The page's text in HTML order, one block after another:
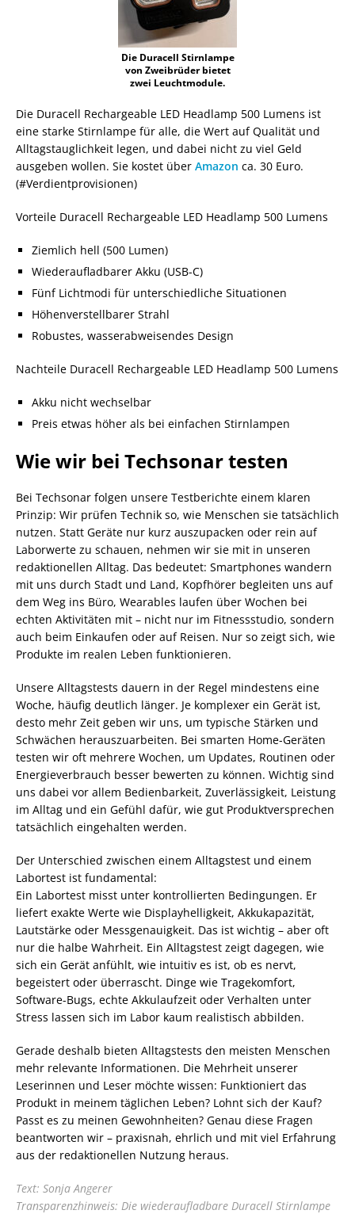
Die Duracell Stirnlampe
von Zweibrüder bietet
zwei Leuchtmodule.
Die Duracell Rechargeable LED Headlamp 500 Lumens ist
eine starke Stirnlampe für alle, die Wert auf Qualität und
Alltagstauglichkeit legen, und dabei nicht zu viel Geld
ausgeben wollen. Sie kostet über Amazon ca. 30 Euro.
(#Verdientprovisionen)
Vorteile Duracell Rechargeable LED Headlamp 500 Lumens
Ziemlich hell (500 Lumen)
Wiederaufladbarer Akku (USB-C)
Fünf Lichtmodi für unterschiedliche Situationen
Höhenverstellbarer Strahl
Robustes, wasserabweisendes Design
Nachteile Duracell Rechargeable LED Headlamp 500 Lumens
Akku nicht wechselbar
Preis etwas höher als bei einfachen Stirnlampen
Wie wir bei Techsonar testen
Bei Techsonar folgen unsere Testberichte einem klaren
Prinzip: Wir prüfen Technik so, wie Menschen sie tatsächlich
nutzen. Statt Geräte nur kurz auszupacken oder rein auf
Laborwerte zu schauen, nehmen wir sie mit in unseren
redaktionellen Alltag. Das bedeutet: Smartphones wandern
mit uns durch Stadt und Land, Kopfhörer begleiten uns auf
dem Weg ins Büro, Wearables laufen über Wochen bei
echten Aktivitäten mit – nicht nur im Fitnessstudio, sondern
auch beim Einkaufen oder auf Reisen. Nur so zeigt sich, wie
Produkte im realen Leben funktionieren.
Unsere Alltagstests dauern in der Regel mindestens eine
Woche, häufig deutlich länger. Je komplexer ein Gerät ist,
desto mehr Zeit geben wir uns, um typische Stärken und
Schwächen herauszuarbeiten. Bei smarten Home-Geräten
testen wir oft mehrere Wochen, um Updates, Routinen oder
Energieverbrauch besser bewerten zu können. Wichtig sind
uns dabei vor allem Bedienbarkeit, Zuverlässigkeit, Leistung
im Alltag und ein Gefühl dafür, wie gut Produktversprechen
tatsächlich eingehalten werden.
Der Unterschied zwischen einem Alltagstest und einem
Labortest ist fundamental:
Ein Labortest misst unter kontrollierten Bedingungen. Er
liefert exakte Werte wie Displayhelligkeit, Akkukapazität,
Lautstärke oder Messgenauigkeit. Das ist wichtig – aber oft
nur die halbe Wahrheit. Ein Alltagstest zeigt dagegen, wie
sich ein Gerät anfühlt, wie intuitiv es ist, ob es nervt,
begeistert oder überrascht. Dinge wie Tragekomfort,
Software-Bugs, echte Akkulaufzeit oder Verhalten unter
Stress lassen sich im Labor kaum realistisch abbilden.
Gerade deshalb bieten Alltagstests den meisten Menschen
mehr relevante Informationen. Die Mehrheit unserer
Leserinnen und Leser möchte wissen: Funktioniert das
Produkt in meinem täglichen Leben? Lohnt sich der Kauf?
Passt es zu meinen Gewohnheiten? Genau diese Fragen
beantworten wir – praxisnah, ehrlich und mit viel Erfahrung
aus der redaktionellen Nutzung heraus.
Text: Sonja Angerer
Transparenzhinweis: Die wiederaufladbare Duracell Stirnlampe